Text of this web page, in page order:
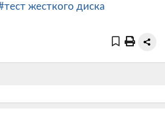
жесткого диска